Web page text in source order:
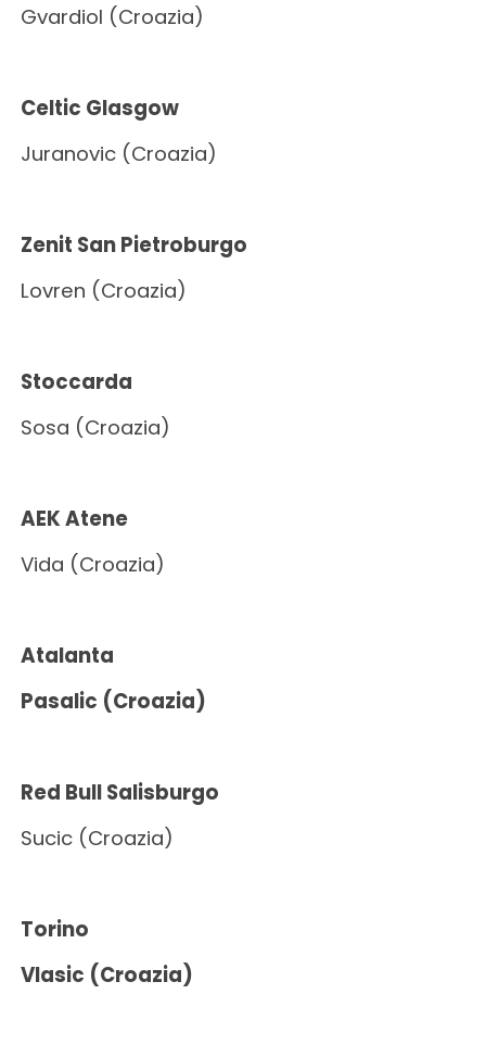
Gvardiol (Croazia)
Celtic Glasgow
Juranovic (Croazia)
Zenit San Pietroburgo
Lovren (Croazia)
Stoccarda
Sosa (Croazia)
AEK Atene
Vida (Croazia)
Atalanta
Pasalic (Croazia)
Red Bull Salisburgo
Sucic (Croazia)
Torino
Vlasic (Croazia)